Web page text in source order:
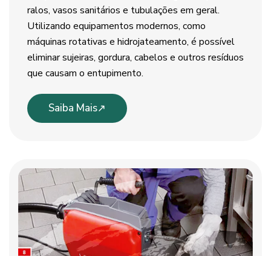
ralos, vasos sanitários e tubulações em geral.
Utilizando equipamentos modernos, como
máquinas rotativas e hidrojateamento, é possível
eliminar sujeiras, gordura, cabelos e outros resíduos
que causam o entupimento.
Saiba Mais